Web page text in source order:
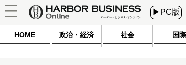
▶PC版
HOME 政治・経済 社会 国際